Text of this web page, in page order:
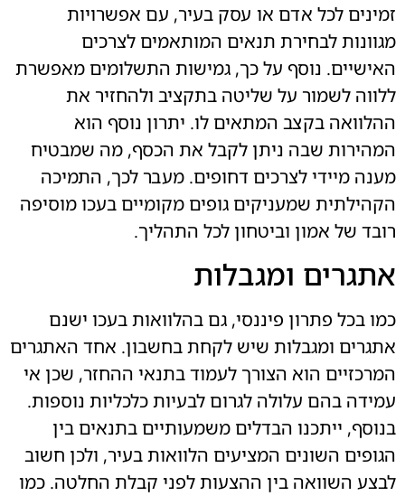
זמינים לכל אדם או עסק בעיר, עם אפשרויות
מגוונות לבחירת תנאים המותאמים לצרכים
האישיים. נוסף על כך, גמישות התשלומים מאפשרת
ללווה לשמור על שליטה בתקציב ולהחזיר את
ההלוואה בקצב המתאים לו. יתרון נוסף הוא
המהירות שבה ניתן לקבל את הכסף, מה שמבטיח
מענה מיידי לצרכים דחופים. מעבר לכך, התמיכה
הקהילתית שמעניקים גופים מקומיים בעכו מוסיפה
רובד של אמון וביטחון לכל התהליך.
אתגרים ומגבלות
כמו בכל פתרון פיננסי, גם בהלוואות בעכו ישנם
אתגרים ומגבלות שיש לקחת בחשבון. אחד האתגרים
המרכזיים הוא הצורך לעמוד בתנאי ההחזר, שכן אי
עמידה בהם עלולה לגרום לבעיות כלכליות נוספות.
בנוסף, ייתכנו הבדלים משמעותיים בתנאים בין
הגופים השונים המציעים הלוואות בעיר, ולכן חשוב
לבצע השוואה בין ההצעות לפני קבלת החלטה. כמו